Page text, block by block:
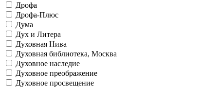
Дрофа
Дрофа-Плюс
Дума
Дух и Литера
Духовная Нива
Духовная библиотека, Москва
Духовное наследие
Духовное преображение
Духовное просвещение